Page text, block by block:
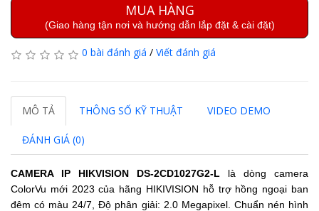
MUA HÀNG
(Giao hàng tận nơi và hướng dẫn lắp đặt & cài đặt)
0 bài đánh giá / Viết đánh giá
MÔ TẢ THÔNG SỐ KỸ THUẬT VIDEO DEMO
ĐÁNH GIÁ (0)
CAMERA IP HIKVISION DS-2CD1027G2-L là dòng camera
ColorVu mới 2023 của hãng HIKIVISION hỗ trợ hồng ngoại ban
đêm có màu 24/7, Độ phân giải: 2.0 Megapixel. Chuẩn nén hình